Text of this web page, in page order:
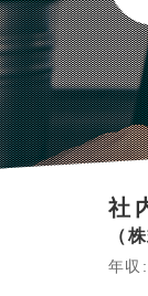
社
年収